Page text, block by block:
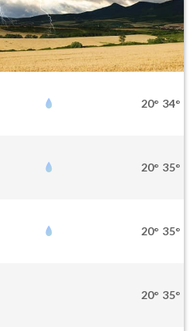
20° 34°
20° 35°
20° 35°
20° 35°